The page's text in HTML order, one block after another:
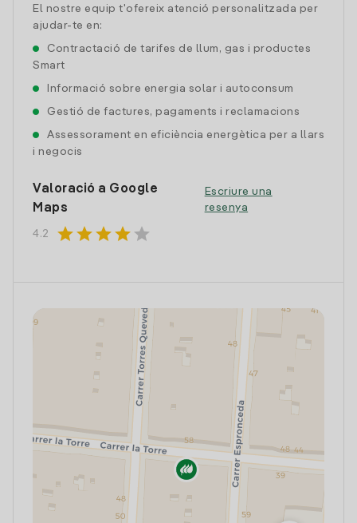
El nostre equip t'ofereix atenció personalitzada per
ajudar-te en:
Contractació de tarifes de llum, gas i productes
Smart
Informació sobre energia solar i autoconsum
Gestió de factures, pagaments i reclamacions
Assessorament en eficiència energètica per a llars
i negocis
Valoració a Google
Maps
4.2 starstarstarstar star
Escriure una
resenya